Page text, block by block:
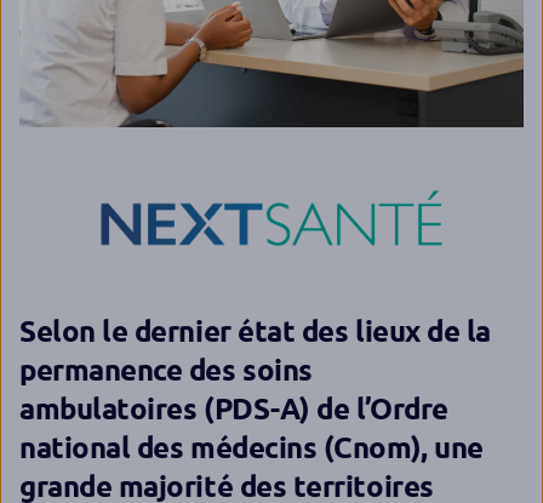
Selon le dernier état des lieux de la
permanence des soins
ambulatoires (PDS-A) de l’Ordre
national des médecins (Cnom), une
grande majorité des territoires